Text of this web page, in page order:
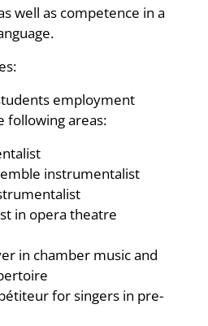
well as competence in a
employment
following areas:
instrumentalist
opera theatre
in chamber music and
for singers in pre-